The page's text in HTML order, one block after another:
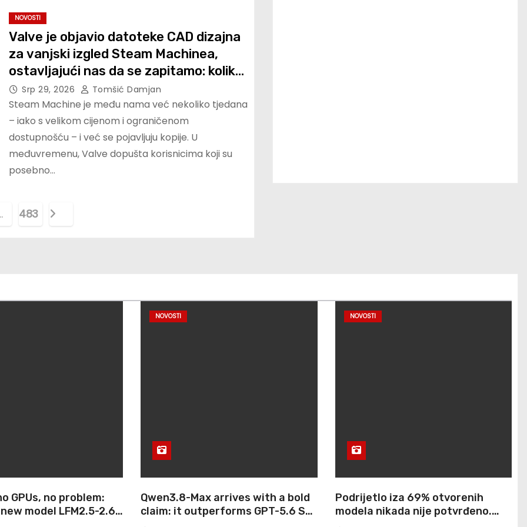
NOVOSTI
Valve je objavio datoteke CAD dizajna
za vanjski izgled Steam Machinea,
ostavljajući nas da se zapitamo: koliko
je potrebno prije nego što netko
napravi GabeCube skin?
Srp 29, 2026 Tomšić Damjan
Steam Machine je među nama već nekoliko tjedana
– iako s velikom cijenom i ograničenom
dostupnošću – i već se pojavljuju kopije. U
međuvremenu, Valve dopušta korisnicima koji su
posebno…
483
GPUs, no problem:
model LFM2.5-2.6B
NOVOSTI
Qwen3.8-Max arrives with a bold
claim: it outperforms GPT-5.6 Sol
NOVOSTI
Podrijetlo iza 69% otvorenih
modela nikada nije potvrđeno.